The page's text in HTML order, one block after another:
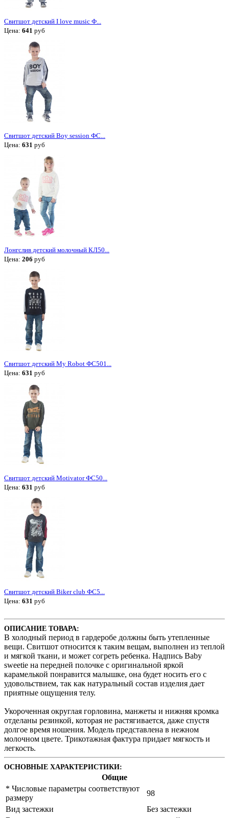
Свитшот детский I love music Ф...
Цена: 641 руб
Свитшот детский Boy session ФС...
Цена: 631 руб
Лонгслив детский молочный КЛ50...
Цена: 206 руб
Свитшот детский My Robot ФС501...
Цена: 631 руб
Свитшот детский Motivator ФС50...
Цена: 631 руб
Свитшот детский Biker club ФС5...
Цена: 631 руб
ОПИСАНИЕ ТОВАРА:
В холодный период в гардеробе должны быть утепленные
вещи. Свитшот относится к таким вещам, выполнен из теплой
и мягкой ткани, и может согреть ребенка. Надпись Bаby
sweetie на передней полочке с оригинальной яркой
карамелькой понравится малышке, она будет носить его с
удовольствием, так как натуральный состав изделия дает
приятные ощущения телу.
Укороченная округлая горловина, манжеты и нижняя кромка
отделаны резинкой, которая не растягивается, даже спустя
долгое время ношения. Модель представлена в нежном
молочном цвете. Трикотажная фактура придает мягкость и
легкость.
ОСНОВНЫЕ ХАРАКТЕРИСТИКИ:
Общие
* Числовые параметры соответствуют
размеру
98
Вид застежки
Без застежки